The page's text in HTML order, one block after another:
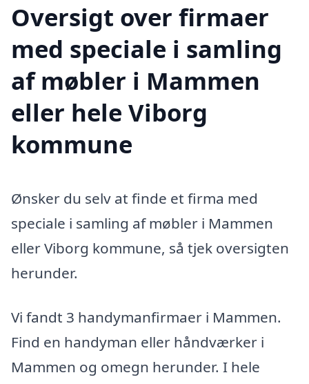
Oversigt over firmaer
med speciale i samling
af møbler i Mammen
eller hele Viborg
kommune
Ønsker du selv at finde et firma med
speciale i samling af møbler i Mammen
eller Viborg kommune, så tjek oversigten
herunder.
Vi fandt 3 handymanfirmaer i Mammen.
Find en handyman eller håndværker i
Mammen og omegn herunder. I hele